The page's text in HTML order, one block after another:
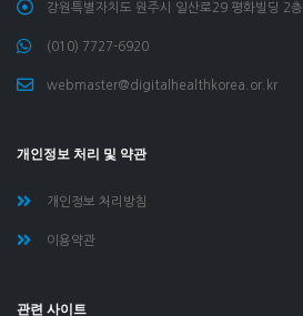
강원특별자치도 원주시 일산로29 평화빌딩 2층
(010) 7727-6920
webmaster@digitalhealthkorea.or.kr
개인정보 처리 및 약관
개인정보 처리방침
이용약관
관련 사이트